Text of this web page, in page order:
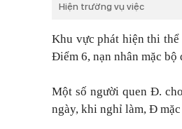
Hiện trường vụ việc
Khu vực phát hiện thi
Điểm 6, nạn nhân mặc bộ
Một số người quen Đ.
ngày, khi nghỉ làm, Đ